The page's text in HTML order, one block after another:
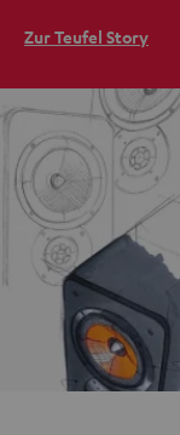
Zur Teufel Story